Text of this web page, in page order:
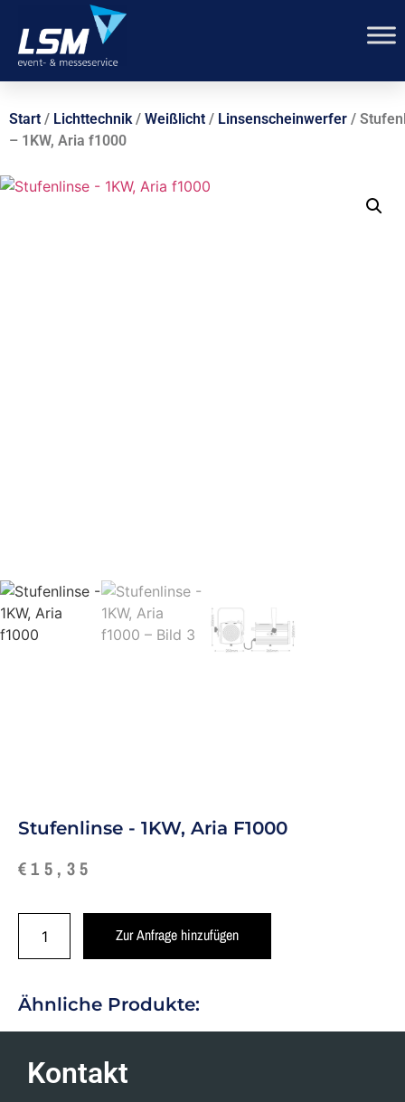
Start / Lichttechnik/ Weißlicht / Linsenscheinwerfer /
– 1KW, Aria f1000
Stufenlinse - 1KW, Aria F1000
€15,35
Zur Anfrage hinzufügen
Ähnliche Produkte:
Kontakt